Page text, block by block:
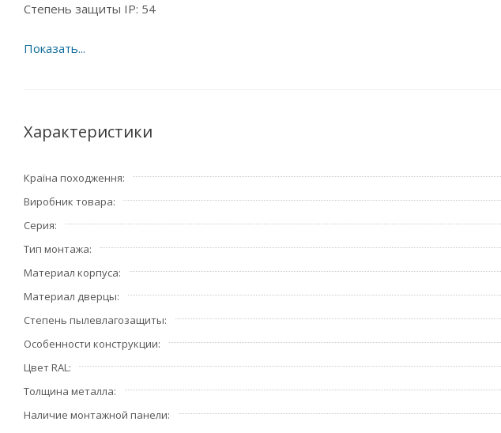
Степень защиты IP: 54
Характеристики
Країна походження
Виробник товара
Серия
Тип монтажа
Материал корпуса
Материал дверцы
Степень пылевлагозащиты
Особенности конструкции
Цвет RAL
Толщина металла
Наличие монтажной панели